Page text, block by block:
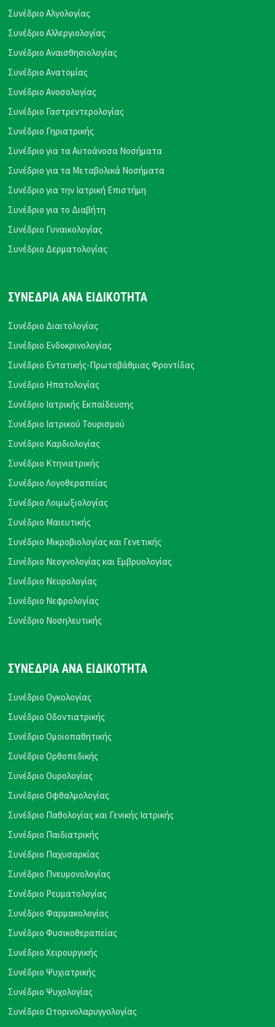
Συνέδριο Αλγολογίας
Συνέδριο Αλλεργιολογίας
Συνέδριο Αναισθησιολογίας
Συνέδριο Ανατομίας
Συνέδριο Ανοσολογίας
Συνέδριο Γαστρεντερολογίας
Συνέδριο Γηριατρικής
Συνέδριο για τα Αυτοάνοσα Νοσήματα
Συνέδριο για τα Μεταβολικά Νοσήματα
Συνέδριο για την Ιατρική Επιστήμη
Συνέδριο για το Διαβήτη
Συνέδριο Γυναικολογίας
Συνέδριο Δερματολογίας
ΣΥΝΕΔΡΙΑ ΑΝΑ ΕΙΔΙΚΟΤΗΤΑ
Συνέδριο Διαιτολογίας
Συνέδριο Ενδοκρινολογίας
Συνέδριο Εντατικής-Πρωτοβάθμιας Φροντίδας
Συνέδριο Ηπατολογίας
Συνέδριο Ιατρικής Εκπαίδευσης
Συνέδριο Ιατρικού Τουρισμού
Συνέδριο Καρδιολογίας
Συνέδριο Κτηνιατρικής
Συνέδριο Λογοθεραπείας
Συνέδριο Λοιμωξιολογίας
Συνέδριο Μαιευτικής
Συνέδριο Μικροβιολογίας και Γενετικής
Συνέδριο Νεογνολογίας και Εμβρυολογίας
Συνέδριο Νευρολογίας
Συνέδριο Νεφρολογίας
Συνέδριο Νοσηλευτικής
ΣΥΝΕΔΡΙΑ ΑΝΑ ΕΙΔΙΚΟΤΗΤΑ
Συνέδριο Ογκολογίας
Συνέδριο Οδοντιατρικής
Συνέδριο Ομοιοπαθητικής
Συνέδριο Ορθοπεδικής
Συνέδριο Ουρολογίας
Συνέδριο Οφθαλμολογίας
Συνέδριο Παθολογίας και Γενικής Ιατρικής
Συνέδριο Παιδιατρικής
Συνέδριο Παχυσαρκίας
Συνέδριο Πνευμονολογίας
Συνέδριο Ρευματολογίας
Συνέδριο Φαρμακολογίας
Συνέδριο Φυσικοθεραπείας
Συνέδριο Χειρουργικής
Συνέδριο Ψυχιατρικής
Συνέδριο Ψυχολογίας
Συνέδριο Ωτορινολαρυγγολογίας